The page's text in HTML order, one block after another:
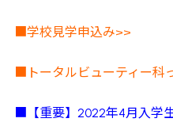
■学校見学申込み>>
■トータルビューティー科
■ 【重要】2022年4月入